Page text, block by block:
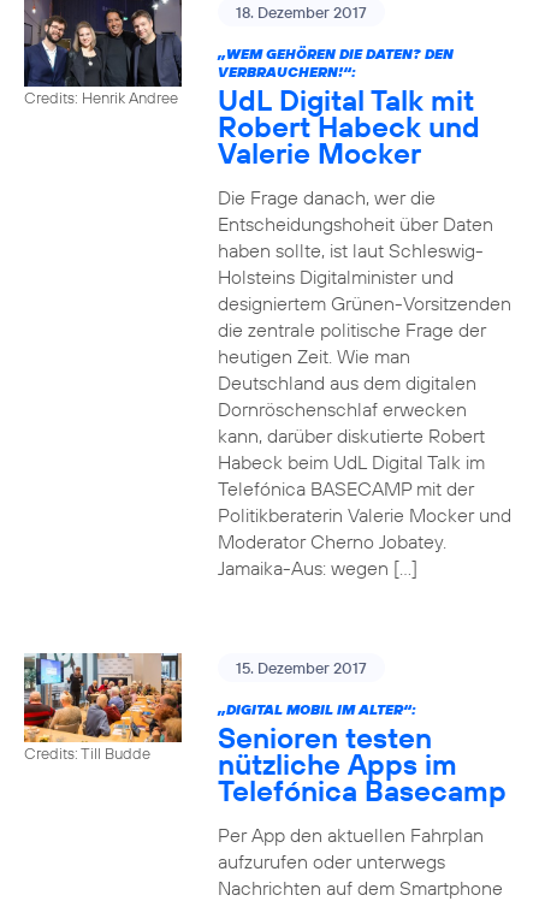
Credits: Henrik Andree
18. Dezember 2017
„WEM GEHÖREN DIE DATEN? DEN
VERBRAUCHERN!“:
UdL Digital Talk mit
Robert Habeck und
Valerie Mocker
Die Frage danach, wer die
Entscheidungshoheit über Daten
haben sollte, ist laut Schleswig-
Holsteins Digitalminister und
designiertem Grünen-Vorsitzenden
die zentrale politische Frage der
heutigen Zeit. Wie man
Deutschland aus dem digitalen
Dornröschenschlaf erwecken
kann, darüber diskutierte Robert
Habeck beim UdL Digital Talk im
Telefónica BASECAMP mit der
Politikberaterin Valerie Mocker und
Moderator Cherno Jobatey.
Jamaika-Aus: wegen […]
Credits: Till Budde
15. Dezember 2017
„DIGITAL MOBIL IM ALTER“:
Senioren testen
nützliche Apps im
Telefónica Basecamp
Per App den aktuellen Fahrplan
aufzurufen oder unterwegs
Nachrichten auf dem Smartphone